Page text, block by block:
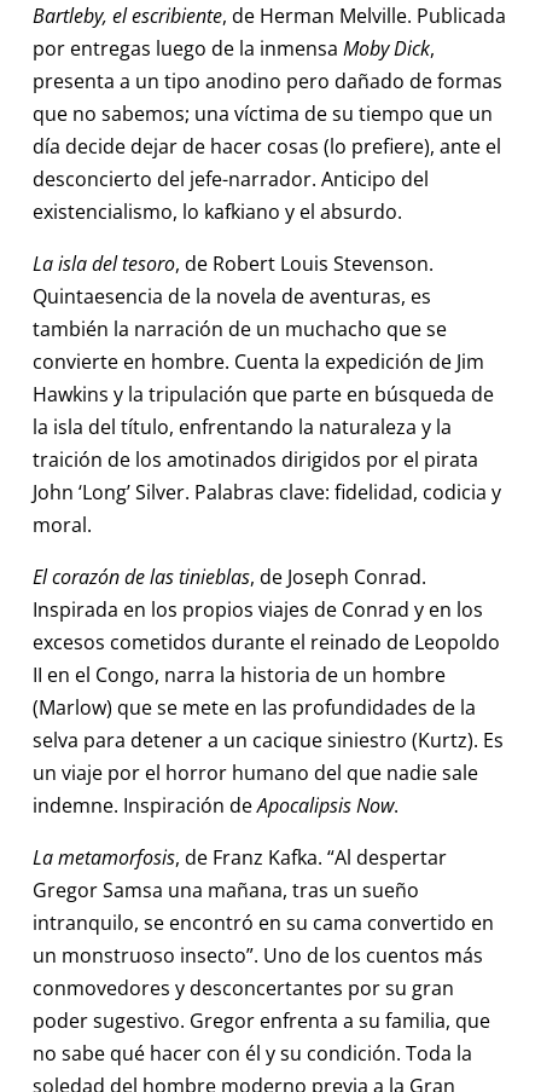
Bartleby, el escribiente, de Herman Melville. Publicada
por entregas luego de la inmensa Moby Dick,
presenta a un tipo anodino pero dañado de formas
que no sabemos; una víctima de su tiempo que un
día decide dejar de hacer cosas (lo prefiere), ante el
desconcierto del jefe-narrador. Anticipo del
existencialismo, lo kafkiano y el absurdo.
La isla del tesoro, de Robert Louis Stevenson.
Quintaesencia de la novela de aventuras, es
también la narración de un muchacho que se
convierte en hombre. Cuenta la expedición de Jim
Hawkins y la tripulación que parte en búsqueda de
la isla del título, enfrentando la naturaleza y la
traición de los amotinados dirigidos por el pirata
John ‘Long’ Silver. Palabras clave: fidelidad, codicia y
moral.
El corazón de las tinieblas, de Joseph Conrad.
Inspirada en los propios viajes de Conrad y en los
excesos cometidos durante el reinado de Leopoldo
II en el Congo, narra la historia de un hombre
(Marlow) que se mete en las profundidades de la
selva para detener a un cacique siniestro (Kurtz). Es
un viaje por el horror humano del que nadie sale
indemne. Inspiración deApocalipsis Now.
La metamorfosis, de Franz Kafka. “Al despertar
Gregor Samsa una mañana, tras un sueño
intranquilo, se encontró en su cama convertido en
un monstruoso insecto”. Uno de los cuentos más
conmovedores y desconcertantes por su gran
poder sugestivo. Gregor enfrenta a su familia, que
no sabe qué hacer con él y su condición. Toda la
soledad del hombre moderno previa a la Gran